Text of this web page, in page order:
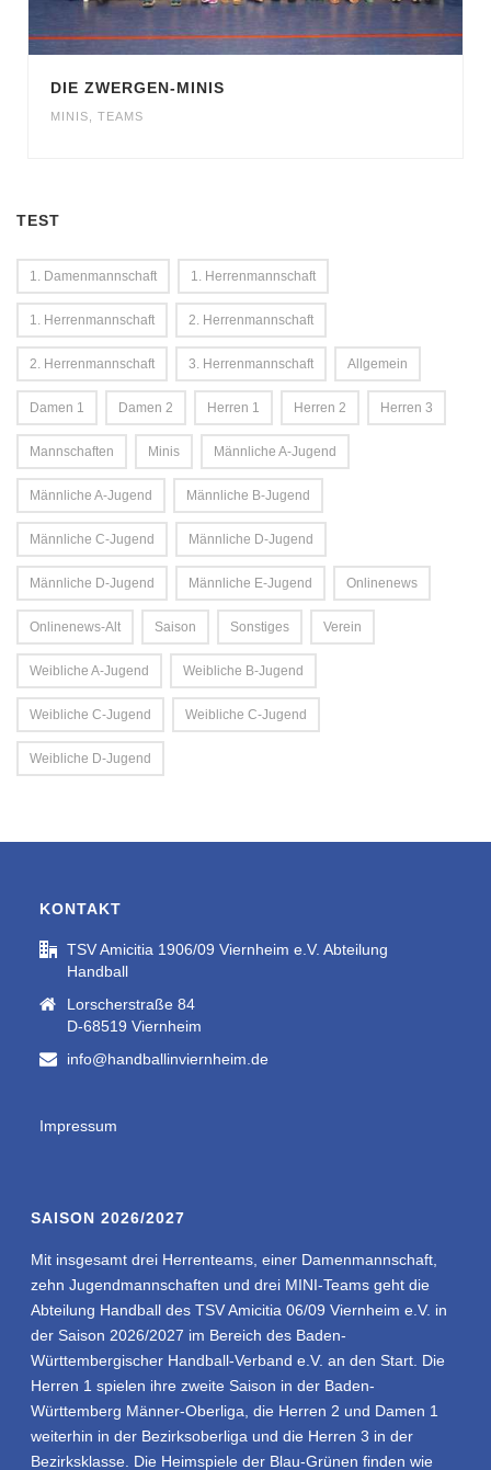
DIE ZWERGEN-MINIS
MINIS TEAMS
TEST
1. Damenmannschaft 1. Herrenmannschaft
1. Herrenmannschaft 2. Herrenmannschaft
2. Herrenmannschaft 3. Herrenmannschaft Allgemein
Damen 1 Damen 2 Herren 1 Herren 2 Herren 3
Mannschaften Minis Männliche A-Jugend
Männliche A-Jugend Männliche B-Jugend
Männliche C-Jugend Männliche D-Jugend
Männliche D-Jugend Männliche E-Jugend Onlinenews
Onlinenews-Alt Saison Sonstiges Verein
Weibliche A-Jugend Weibliche B-Jugend
Weibliche C-Jugend Weibliche C-Jugend
Weibliche D-Jugend
KONTAKT
TSV Amicitia 1906/09 Viernheim e.V. Abteilung
Handball
Lorscherstraße 84
D-68519 Viernheim
info@handballinviernheim.de
Impressum
SAISON 2026/2027
Mit insgesamt drei Herrenteams, einer Damenmannschaft,
zehn Jugendmannschaften und drei MINI-Teams geht die
Abteilung Handball des TSV Amicitia 06/09 Viernheim e.V. in
der Saison 2026/2027 im Bereich des Baden-
Württembergischer Handball-Verband e.V. an den Start. Die
Herren 1 spielen ihre zweite Saison in der Baden-
Württemberg Männer-Oberliga, die Herren 2 und Damen 1
weiterhin in der Bezirksoberliga und die Herren 3 in der
Bezirksklasse. Die Heimspiele der Blau-Grünen finden wie